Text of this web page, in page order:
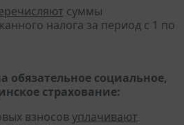
суммы
налога за период с 1 по
обязательное социальное,
страхование:
взносов уплачивают